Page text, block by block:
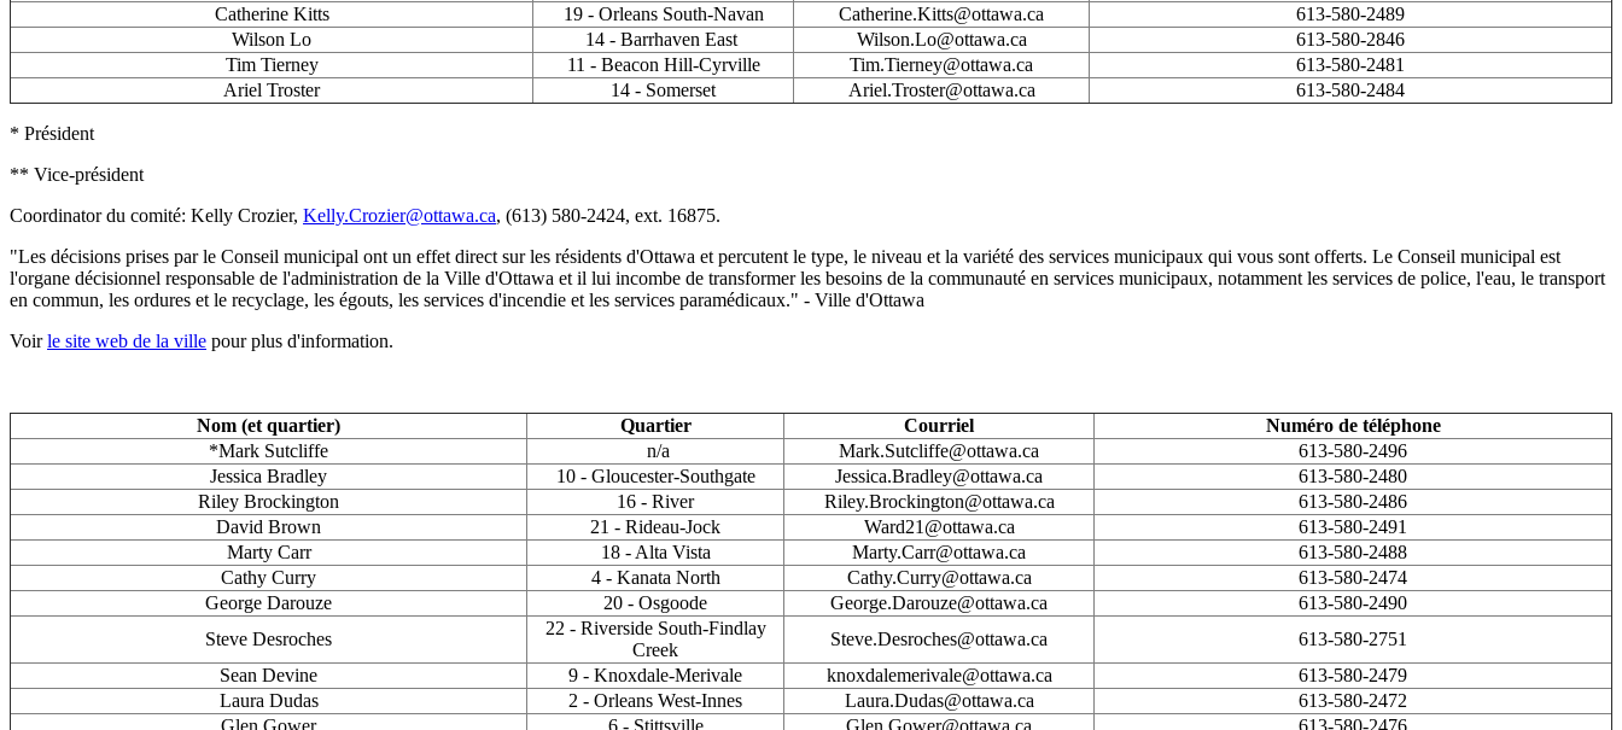
Catherine Kitts
19 - Orleans South-Navan Catherine.Kitts@ottawa.ca
613-580-2489
Wilson Lo
14 - Barrhaven East Wilson.Lo@ottawa.ca
613-580-2846
Tim Tierney
11 - Beacon Hill-Cyrville Tim.Tierney@ottawa.ca
613-580-2481
Ariel Troster
14 - Somerset Ariel.Troster@ottawa.ca 613-580-2484
* Président
** Vice-président
Coordinator du comité: Kelly Crozier, Kelly.Crozier@ottawa.ca, (613) 580-2424, ext. 16875.
"Les décisions prises par le Conseil municipal ont un effet direct sur les résidents d'Ottawa et percutent le type, le niveau et la variété des services municipaux qui vous sont offerts. Le Conseil municipal est
l'organe décisionnel responsable de l'administration de la Ville d'Ottawa et il lui incombe de transformer les besoins de la communauté en services municipaux, notamment les services de police, l'eau, le transport
en commun, les ordures et le recyclage, les égouts, les services d'incendie et les services paramédicaux." - Ville d'Ottawa
Voirle site web de la ville pour plus d'information.
Nom (et quartier) Quartier Courriel
Numéro de téléphone
*Mark Sutcliffe
n/a Mark.Sutcliffe@ottawa.ca
613-580-2496
Jessica Bradley
10 - Gloucester-Southgate Jessica.Bradley@ottawa.ca
613-580-2480
Riley Brockington
16 - River Riley.Brockington@ottawa.ca
613-580-2486
David Brown
21 - Rideau-Jock Ward21@ottawa.ca
613-580-2491
Marty Carr
18 - Alta Vista Marty.Carr@ottawa.ca
613-580-2488
Cathy Curry
4 - Kanata North Cathy.Curry@ottawa.ca
613-580-2474
George Darouze
20 - Osgoode George.Darouze@ottawa.ca
613-580-2490
Steve Desroches
22 - Riverside South-Findlay
Creek
Steve.Desroches@ottawa.ca
613-580-2751
Sean Devine
9 - Knoxdale-Merivale knoxdalemerivale@ottawa.ca
613-580-2479
Laura Dudas
2 - Orleans West-Innes Laura.Dudas@ottawa.ca
613-580-2472
Glen Gower
6 - Stittsville Glen.Gower@ottawa.ca 613-580-2476